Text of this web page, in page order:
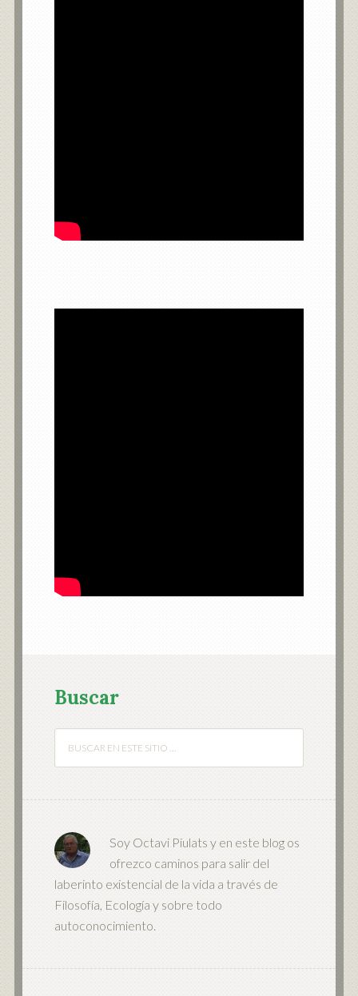
Buscar
Soy Octavi Piulats y en este blog os
ofrezco caminos para salir del
laberinto existencial de la vida a través de
Filosofía, Ecología y sobre todo
autoconocimiento.